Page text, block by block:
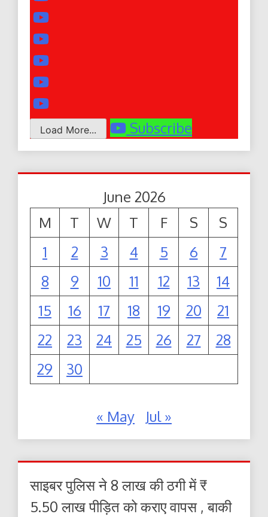
Load More... Subscribe
June 2026
M
T W T F S
S
1
2 3 4 5 6
7
8
9 10 11 12 13
14
15
16 17 18 19 20
21
22
23 24 25 26 27
28
29
30
« May Jul »
साइबर पुलिस ने 8 लाख की ठगी में ₹
5.50 लाख पीड़ित को कराए वापस , बाकी